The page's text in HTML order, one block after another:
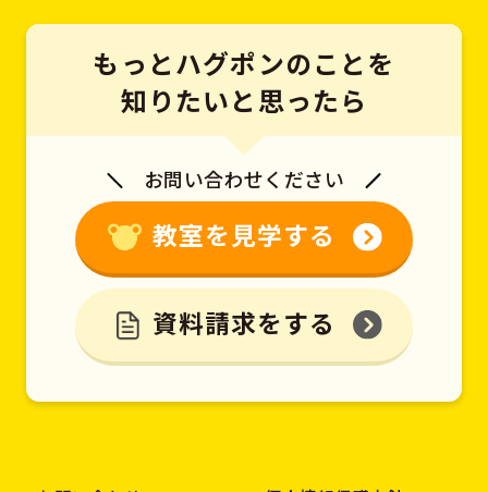
もっとハグポンのことを
知りたいと思ったら
お問い合わせください
教室を見学する
資料請求をする